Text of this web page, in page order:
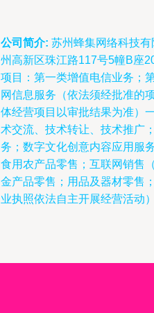
公司简介: 苏州蜂集网络科技
州高新区珠江路117号5幢B座
项目：第一类增值电信业务；
网信息服务（依法须经批准的
体经营项目以审批结果为准）
术交流、技术转让、技术推广
务；数字文化创意内容应用服
食用农产品零售；互联网销售
金产品零售；用品及器材零售
业执照依法自主开展经营活动）